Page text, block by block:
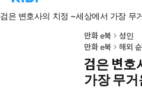
홈
검은 변호사의 치정 ~세상에서 가장 무
만화 e북
성인
만화 e북
해외
검은 변호
가장 무거